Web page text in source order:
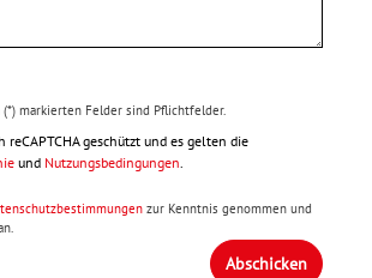
markierten Felder sind Pflichtfelder.
reCAPTCHA geschützt und es gelten die
und Nutzungsbedingungen
zur Kenntnis genommen und
Abschicken